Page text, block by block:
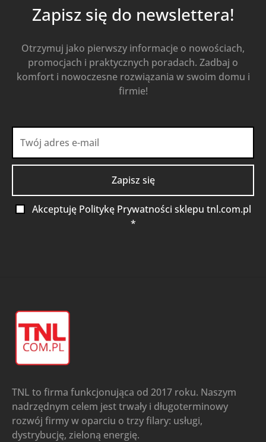
Zapisz się do newslettera!
Otrzymuj jako pierwszy informacje o nowościach,
promocjach i praktycznych poradach. Zadbaj o
komfort i nowoczesne rozwiązania w swoim domu i
firmie!
Akceptuję Politykę Prywatności sklepu tnl.com.pl
*
TNL to firma funkcjonująca od 2017 roku. Naszym
nadrzędnym celem jest trwały i długoterminowy
rozwój firmy w oparciu o trzy filary: usługi,
dystrybucję, zieloną energię.